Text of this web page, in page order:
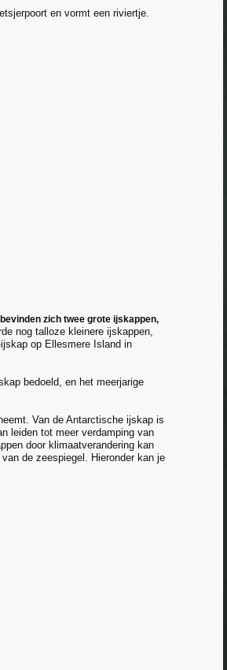
en vormt een riviertje.
zich twee grote ijskappen,
nog talloze kleinere ijskappen,
op Ellesmere Island in
bedoeld, en het meerjarige
Van de Antarctische ijskap is
leiden tot meer verdamping van
door klimaatverandering kan
de zeespiegel. Hieronder kan je